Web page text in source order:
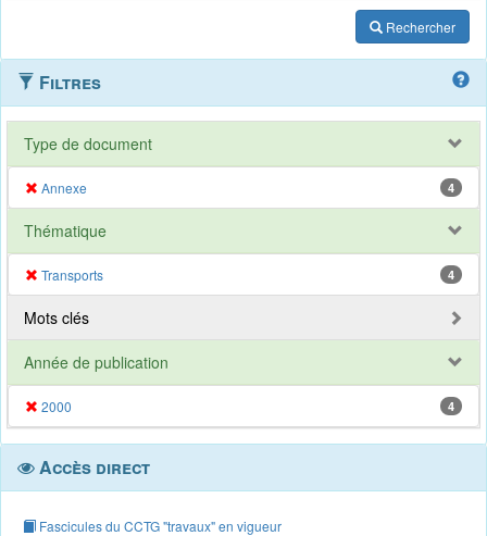
Rechercher
Filtres
Type de document
Annexe 4
Thématique
Transports 4
Mots clés
Année de publication
2000 4
Accès direct
Fascicules du CCTG "travaux" en vigueur